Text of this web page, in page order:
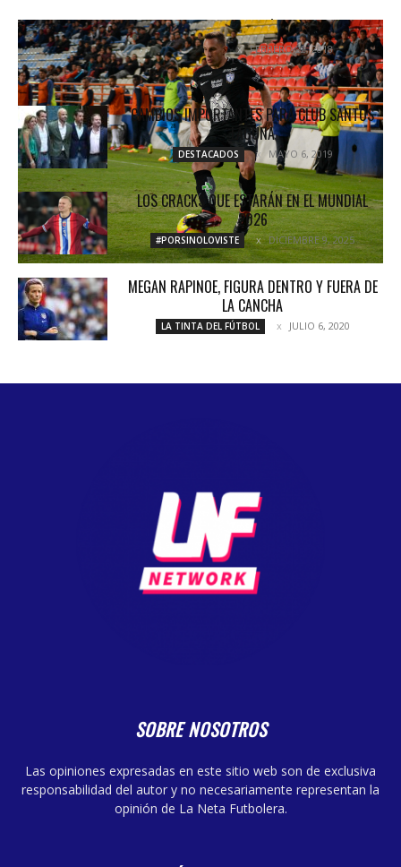
TUZOS GANAN POR LA MÍNIMA EN COPA MX
NOTICIAS FEBRERO 22, 2018
CAMBIOS IMPORTANTES PARA CLUB SANTOS
LAGUNA
DESTACADOS MAYO 6, 2019
LOS CRACKS QUE ESTARÁN EN EL MUNDIAL
2026
#PORSINOLOVISTE DICIEMBRE 9, 2025
MEGAN RAPINOE, FIGURA DENTRO Y FUERA DE
LA CANCHA
LA TINTA DEL FÚTBOL JULIO 6, 2020
SOBRE NOSOTROS
Las opiniones expresadas en este sitio web son de exclusiva
responsabilidad del autor y no necesariamente representan la
opinión de La Neta Futbolera.